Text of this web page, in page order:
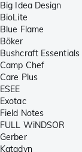
Big Idea Design
BioLite
Blue Flame
Böker
Bushcraft Essentials
Camp Chef
Care Plus
ESEE
Exotac
Field Notes
FULL WiNDSOR
Gerber
Katadyn